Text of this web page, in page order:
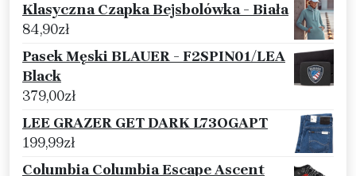
Klasyczna Czapka Bejsbolówka - Biała
84,90zł
Pasek Męski BLAUER - F2SPIN01/LEA
Black
379,00zł
LEE GRAZER GET DARK L73OGAPT
199,99zł
Columbia Columbia Escape Ascent